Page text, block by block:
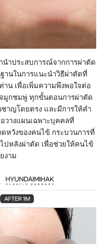
นำประสบการณ์จากการผ่าตัด
นในการแนะนำวิธีผ่าตัดที่
น เพื่อเพิ่มความพึงพอใจต่อ
มูกชมพู่ ทุกขั้นตอนการผ่าตัด
าญโดยตรง และมีการให้คำ
วางแผนเฉพาะบุคคลที่
หวังของคนไข้ กระบวนการที่
ปหลังผ่าตัด เพื่อช่วยให้คนไข้
งาม